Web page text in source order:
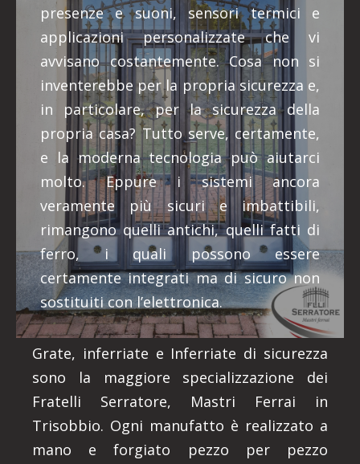
presenze e suoni, sensori termici e
applicazioni personalizzate che vi
avvisano costantemente. Cosa non si
inventerebbe per la propria sicurezza e,
in particolare, per la sicurezza della
propria casa? Tutto serve, certamente,
e la moderna tecnologia può aiutarci
molto. Eppure i sistemi ancora
veramente più sicuri e imbattibili,
rimangono quelli antichi, quelli fatti di
ferro, i quali possono essere
certamente integrati ma di sicuro non
sostituiti con l’elettronica.
Grate, inferriate e Inferriate di sicurezza
sono la maggiore specializzazione dei
Fratelli Serratore, Mastri Ferrai in
Trisobbio. Ogni manufatto è realizzato a
mano e forgiato pezzo per pezzo